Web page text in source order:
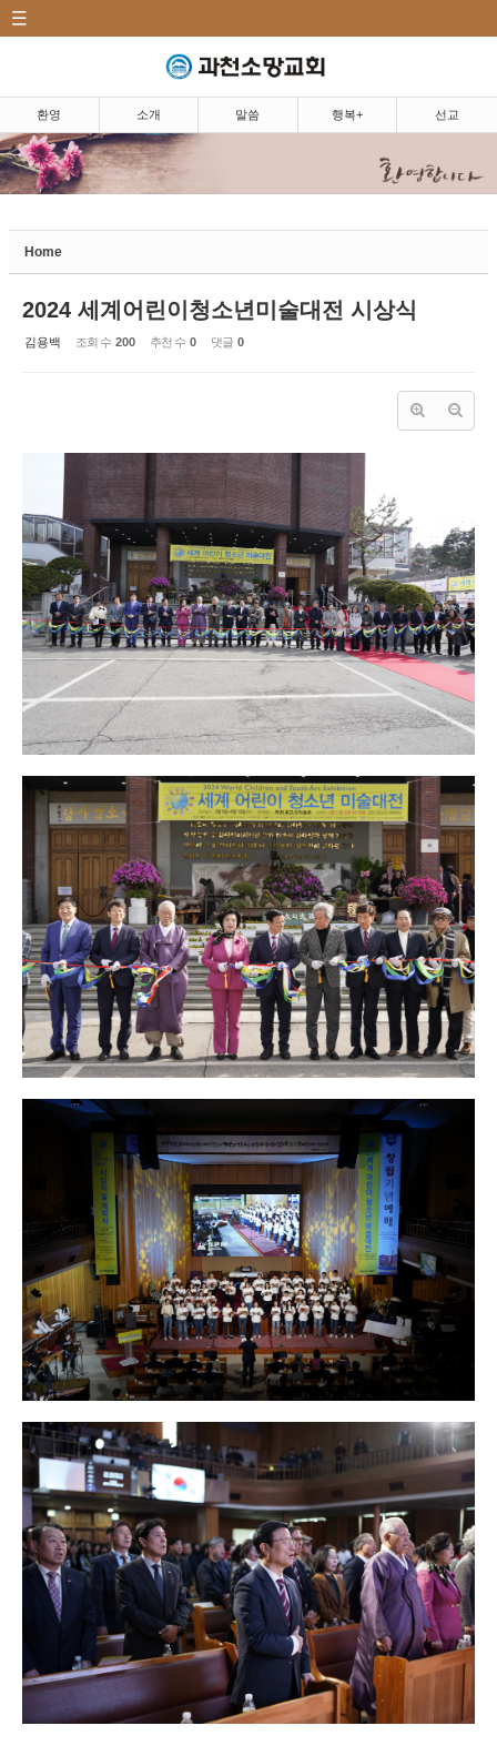
환영 소개 말씀 행복+ 선교
Home
2024 세계어린이청소년미술대전 시상식
김용백 조회 수 200 추천 수 0 댓글 0
소개|Introduction
말씀|Message
교우 소식
소망뉴스/주보
소망의 샘
소망 플러스
온라인 꿈의 리스트
선교|Mission
행복밥상|Happy dining
table
Sketchbook5, 스케치북5
Sketchbook5, 스케치북5